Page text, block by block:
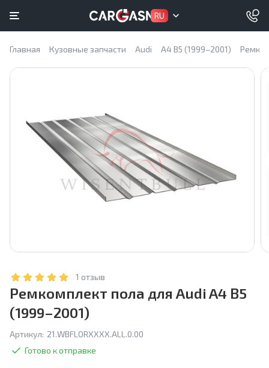
RU
Главная Кузовные запчасти Audi A4 B5 (1999–2001)
1 отзыв
Ремкомплект пола для Audi A4 B5
(1999–2001)
Артикул: 21.WBFLORXXXX.ALL.0.00
Готово к отправке